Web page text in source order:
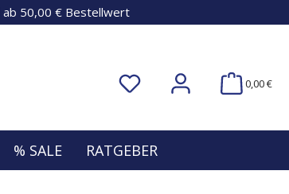
ab 50,00 € Bestellwert
0,00 €
% SALE RATGEBER